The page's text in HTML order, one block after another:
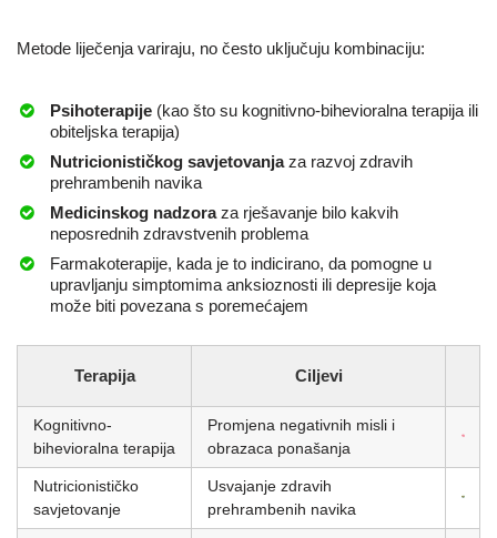
Metode liječenja variraju, no često uključuju kombinaciju:
Psihoterapije (kao što su kognitivno-bihevioralna terapija ili
obiteljska terapija)
Nutricionističkog savjetovanjaza razvoj zdravih
prehrambenih navika
Medicinskog nadzoraza rješavanje bilo kakvih
neposrednih zdravstvenih problema
Farmakoterapije, kada je to indicirano, da pomogne u
upravljanju simptomima anksioznosti ili depresije koja
može biti povezana s poremećajem
Terapija Ciljevi
Kognitivno-
bihevioralna terapija
Promjena negativnih misli i
obrazaca ponašanja
Nutricionističko
savjetovanje
Usvajanje zdravih
prehrambenih navika